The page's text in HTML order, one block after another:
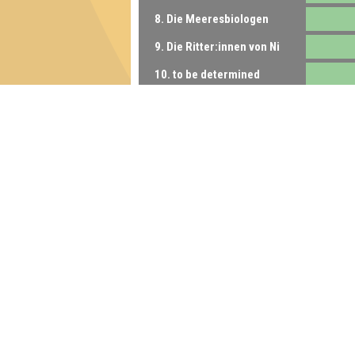
8. Die Meeresbiologen
9. Die Ritter:innen von Ni
10. to be determined